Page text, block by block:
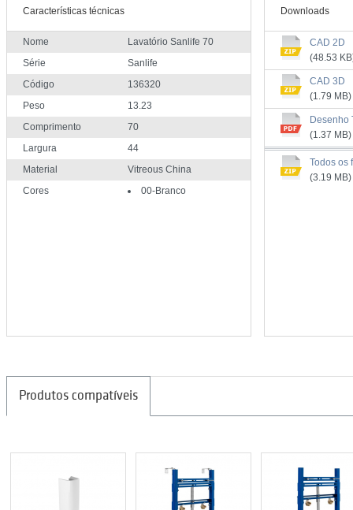
Características técnicas
Nome
Lavatório Sanlife 70
Série
Sanlife
Código
136320
Peso
13.23
Comprimento
70
Largura
44
Material
Vitreous China
Cores
00-Branco
Downloads
CAD 2D
(48.53
CAD 3D
(1.79 MB)
Desenho
(1.37 MB)
Todos os
(3.19 MB)
Produtos compatíveis